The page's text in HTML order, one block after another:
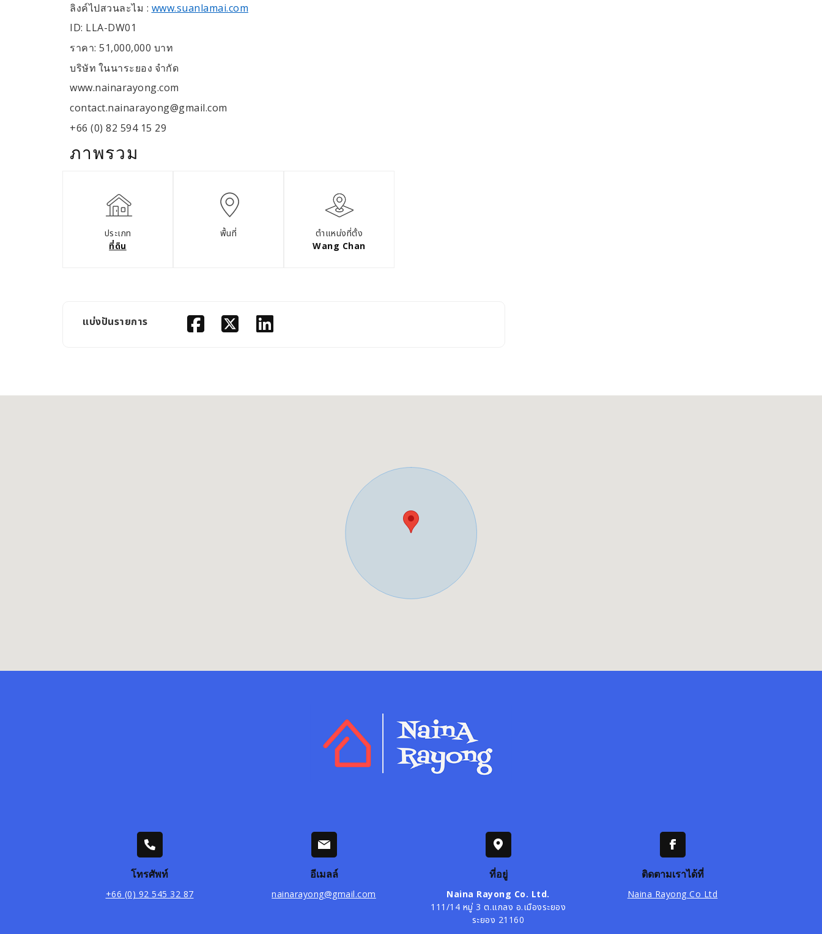
ลิงค์ไปสวนละไม : www.suanlamai.com
ID: LLA-DW01
ราคา: 51,000,000 บาท
บริษัท ในนาระยอง จำกัด
www.nainarayong.com
contact.nainarayong@gmail.com
+66 (0) 82 594 15 29
ภาพรวม
ประเภท
ที่ดิน
พื้นที่
ตำแหน่งที่ตั้ง
Wang Chan
แบ่งปันรายการ
โทรศัพท์
+66 (0) 92 545 32 87
อีเมลล์
nainarayong@gmail.com
ที่อยู่
Naina Rayong Co. Ltd.
111/14 หมู่ 3 ต.แกลง อ.เมืองระยอง
ระยอง 21160
ติดตามเราได้ที่
Naina Rayong Co Ltd